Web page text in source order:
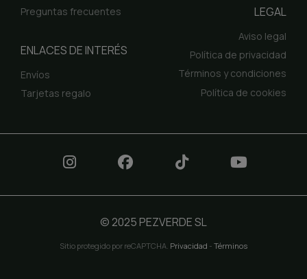
Preguntas frecuentes
ENLACES DE INTERÉS
Envíos
Tarjetas regalo
LEGAL
Aviso legal
Política de privacidad
Términos y condiciones
Política de cookies
© 2025 PEZVERDE SL
Sitio protegido por reCAPTCHA. Privacidad - Términos